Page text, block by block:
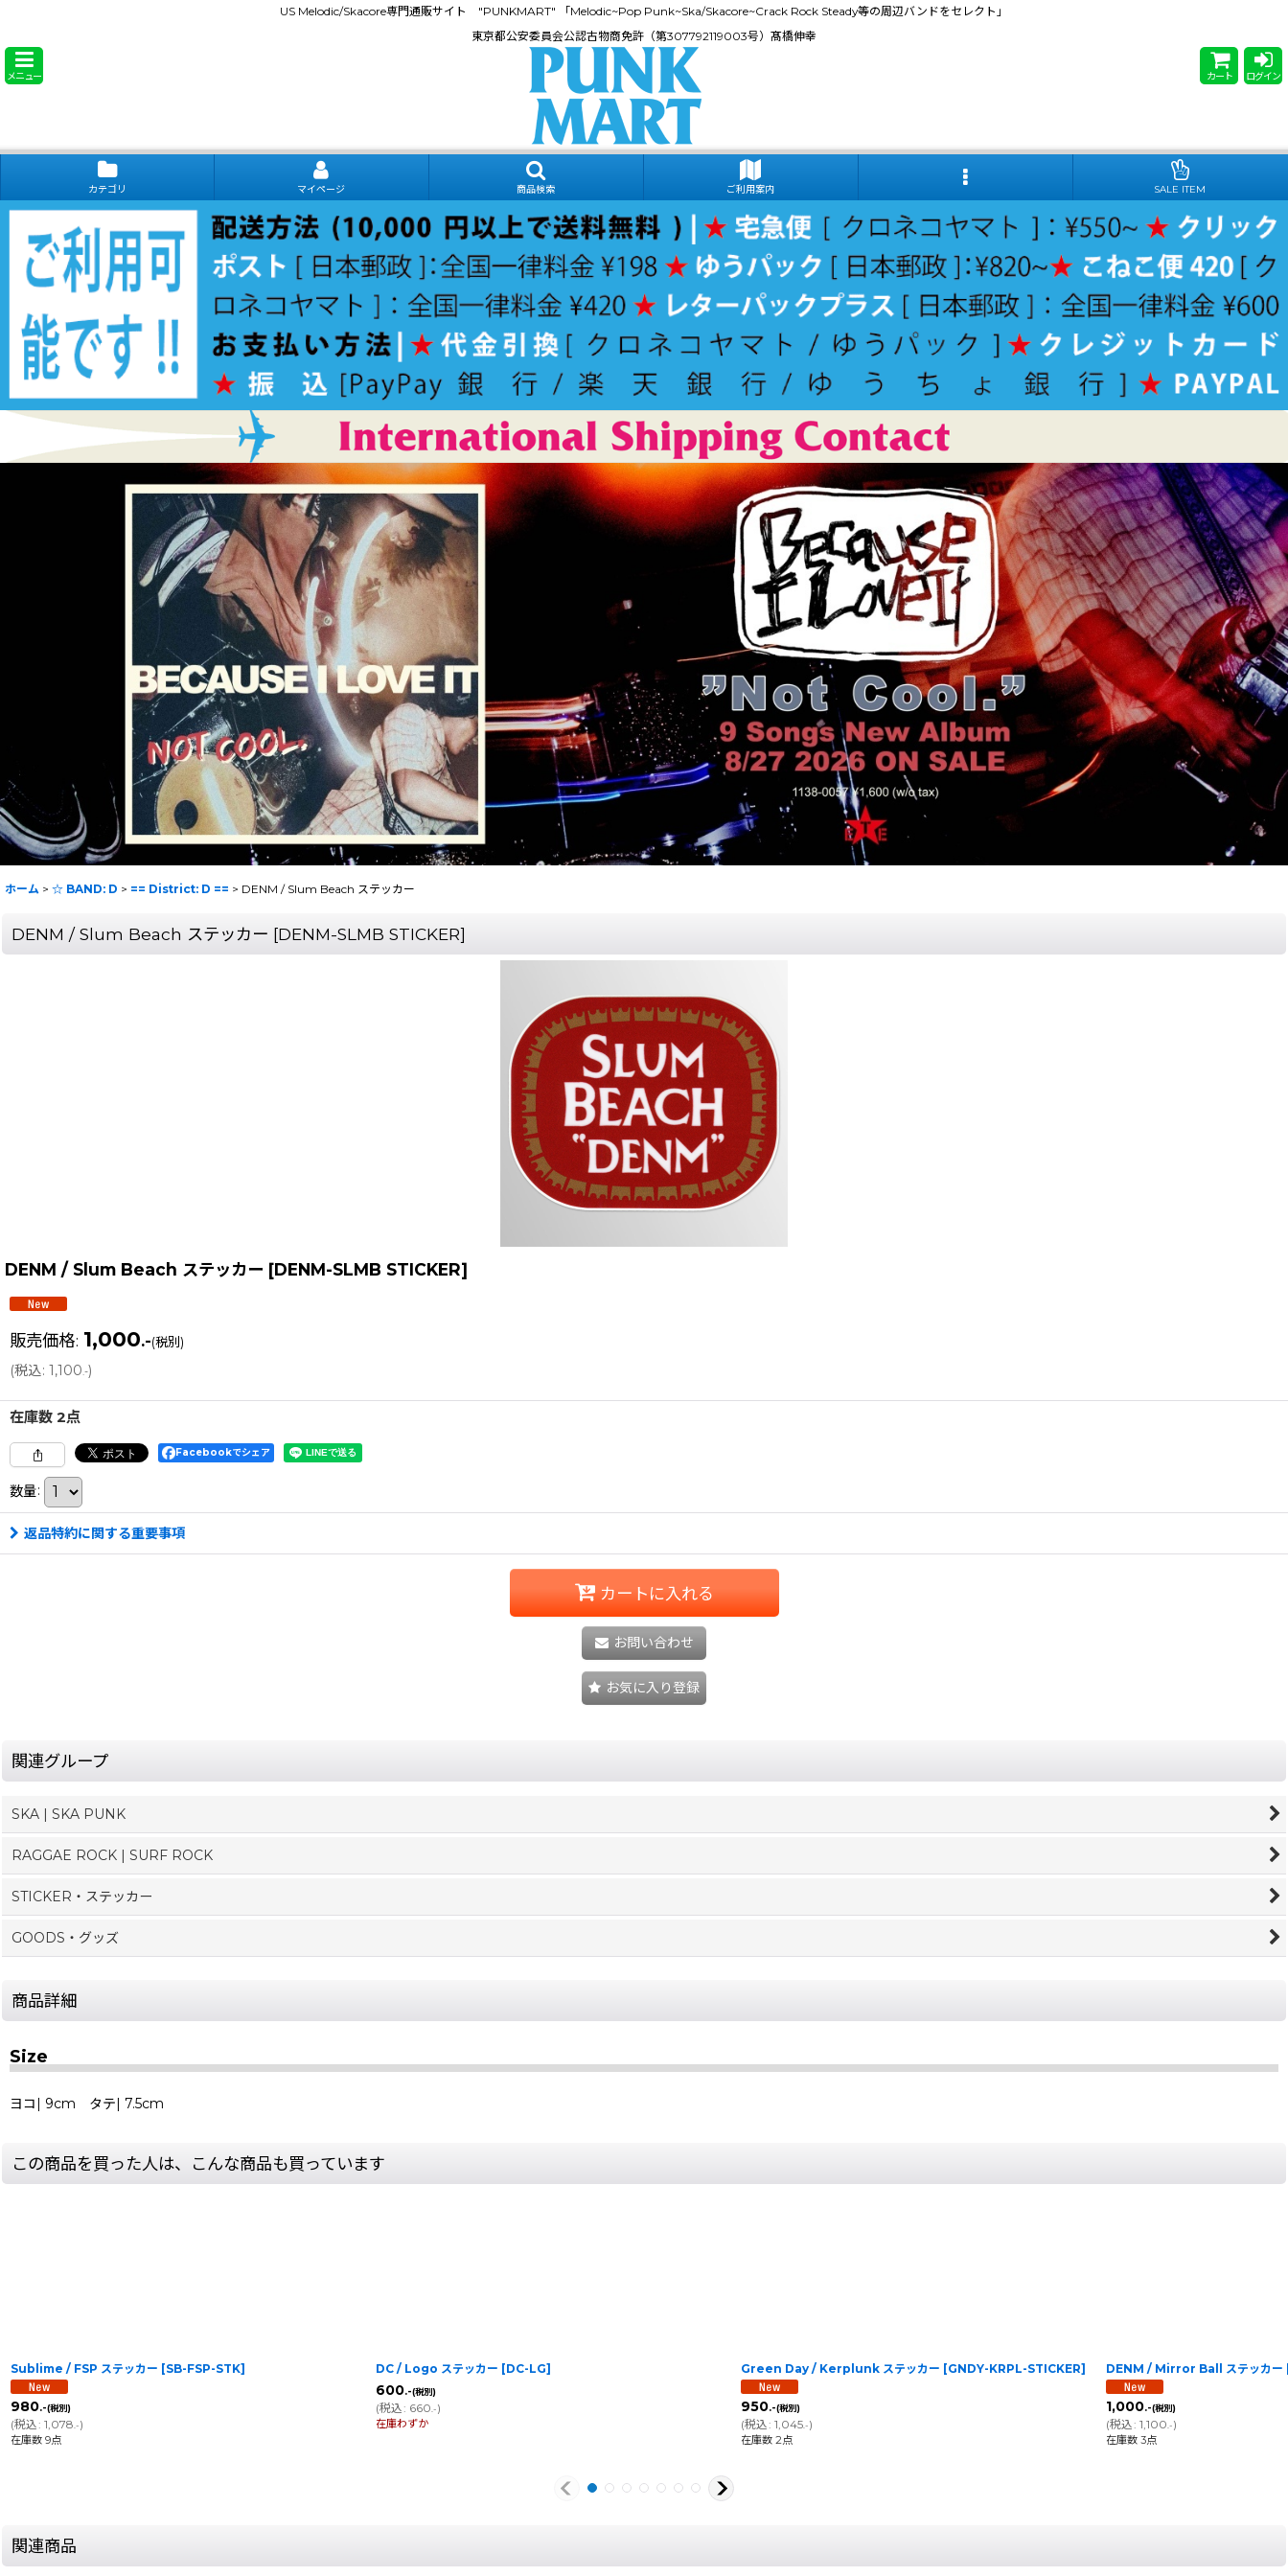
US Melodic/Skacore専門通販サイト "PUNKMART" 「Melodic~Pop Punk~Ska/Skacore~Crack Rock Steady等の周辺バンドをセレクト」
東京都公安委員会公認古物商免許（第307792119003号）髙橋伸幸
メニュー カート ログイン
カテゴリ マイページ 商品検索 ご利用案内 SALE ITEM
ホーム > ☆ BAND: D > == District: D == > DENM / Slum Beach ステッカー
DENM / Slum Beach ステッカー [DENM-SLMB STICKER]
DENM / Slum Beach ステッカー [DENM-SLMB STICKER]
販売価格: 1,000.-(税別)
(税込: 1,100.-)
在庫数 2点
Facebookでシェア
数量:
返品特約に関する重要事項
カートに入れる
お問い合わせ
お気に入り登録
関連グループ
SKA | SKA PUNK
RAGGAE ROCK | SURF ROCK
STICKER・ステッカー
GOODS・グッズ
商品詳細
Size
ヨコ| 9cm タテ| 7.5cm
この商品を買った人は、こんな商品も買っています
Sublime / FSP ステッカー [SB-FSP-STK]
980.-(税別)
(税込: 1,078.-)
在庫数 9点
DC / Logo ステッカー [DC-LG]
600.-(税別)
(税込: 660.-)
在庫わずか
Green Day / Kerplunk ステッカー [GNDY-KRPL-STICKER]
950.-(税別)
(税込: 1,045.-)
在庫数 2点
DENM / Mirror Ball ステッカー
1,000.-(税別)
(税込: 1,100.-)
在庫数 3点
関連商品